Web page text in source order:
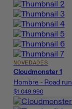
NOVEDADES
Cloudmonster 1
Hombre - Road
$1.049.990